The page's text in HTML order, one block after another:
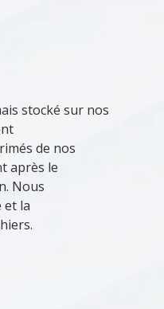
stocké sur nos
de nos
après le
Nous
et la